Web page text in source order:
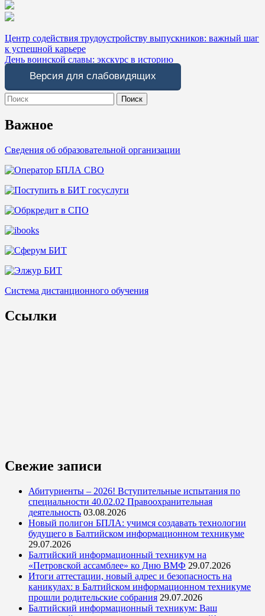
Навигация
по
записям
Центр содействия трудоустройству выпускников: важный шаг
к успешной карьере
День воинской славы: экскурс в историю
Версия для слабовидящих
Search
for:
Важное
Сведения об образовательной организации
Система дистанционного обучения
Ссылки
Свежие записи
Абитуриенты – 2026! Вступительные испытания по
специальности 40.02.02 Правоохранительная
деятельность 03.08.2026
Новый полигон БПЛА: учимся создавать технологии
будущего в Балтийском информационном техникуме
29.07.2026
Балтийский информационный техникум на
«Петровской ассамблее» ко Дню ВМФ 29.07.2026
Итоги аттестации, новый адрес и безопасность на
каникулах: в Балтийском информационном техникуме
прошли родительские собрания 29.07.2026
Балтийский информационный техникум: Ваш